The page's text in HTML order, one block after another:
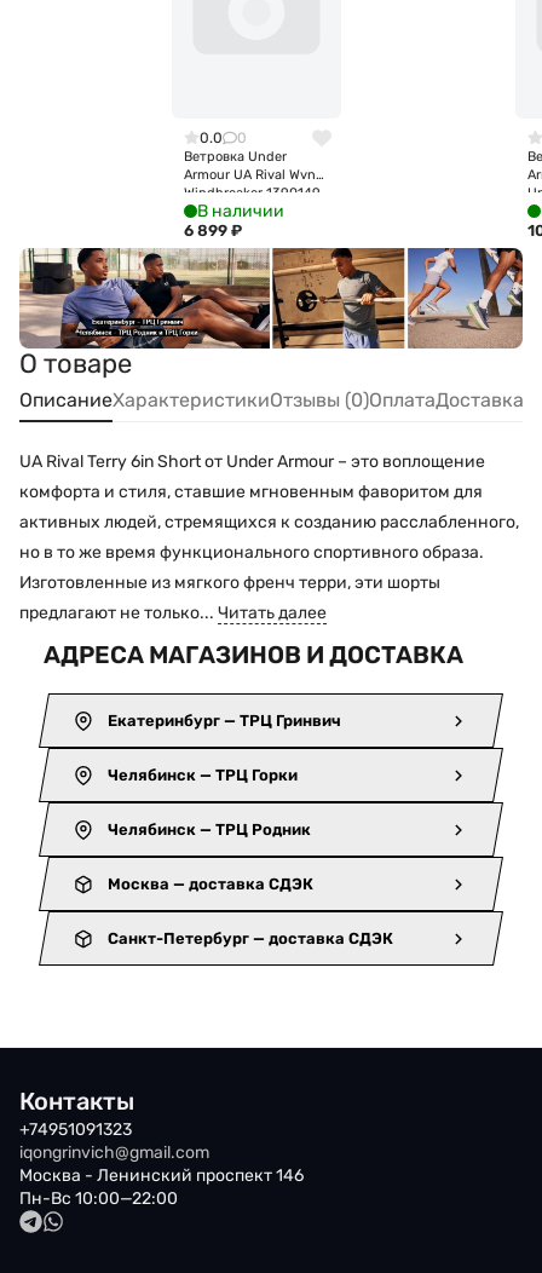
0.0 0
Ветровка Under
Armour UA Rival Wvn
Windbreaker 1390149-
410В наличии
6 899 ₽
О товаре
ОписаниеХарактеристикиОтзывы (0)ОплатаДоставка
UA Rival Terry 6in Short от Under Armour – это воплощение
комфорта и стиля, ставшие мгновенным фаворитом для
активных людей, стремящихся к созданию расслабленного,
но в то же время функционального спортивного образа.
Изготовленные из мягкого френч терри, эти шорты
предлагают не только... Читать далее
АДРЕСА МАГАЗИНОВ И ДОСТАВКА
Екатеринбург — ТРЦ Гринвич
Челябинск — ТРЦ Горки
Челябинск — ТРЦ Родник
Москва — доставка СДЭК
Санкт-Петербург — доставка СДЭК
Контакты
+74951091323
iqongrinvich@gmail.com
Москва - Ленинский проспект 146
Пн-Вс 10:00—22:00